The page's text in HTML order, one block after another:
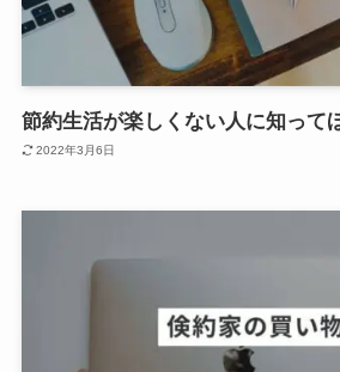
節約生活が楽しくない人に知って
2022年3月6日